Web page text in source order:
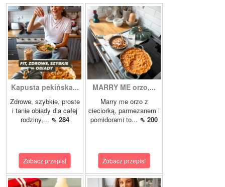
Kapusta pekińska...
Zdrowe, szybkie, proste
i tanie obiady dla całej
rodziny,... ⇖ 284
Zobacz przepis!
MARRY ME orzo,...
Marry me orzo z
cieciorką, parmezanem i
pomidorami to... ⇖ 200
Zobacz przepis!